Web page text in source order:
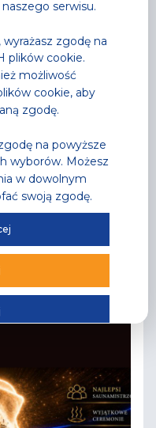
jak nigdy!
serwisu.
wyrażasz zgodę na
plików cookie.
możliwość
cookie, aby
zgodę.
na powyższe
wyborów. Możesz
w dowolnym
swoją zgodę.